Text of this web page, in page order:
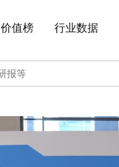
价值榜 行业数据